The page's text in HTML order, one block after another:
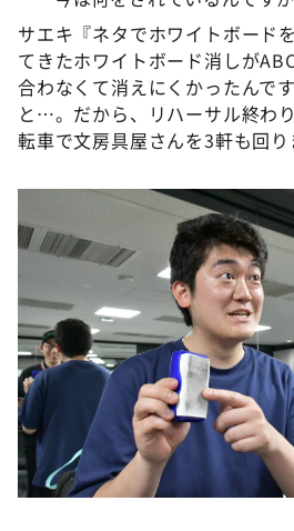
サエキ『ネタでホワイトボード
てきたホワイトボード消しが
合わなくて消えにくかったんで
と…。だから、リハーサル終わ
転車で文房具屋さんを3軒も回り